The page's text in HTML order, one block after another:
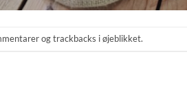
og trackbacks i øjeblikket.